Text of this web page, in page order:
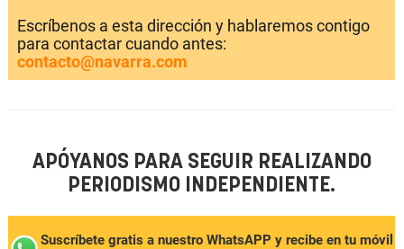
Escríbenos a esta dirección y hablaremos contigo
para contactar cuando antes:
contacto@navarra.com
APÓYANOS PARA SEGUIR REALIZANDO
PERIODISMO INDEPENDIENTE.
Suscríbete gratis a nuestro WhatsAPP y recibe en tu móvil